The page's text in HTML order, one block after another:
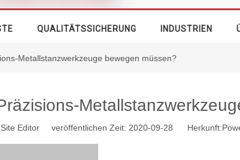
QUALITÄTSSICHERUNG INDUSTRIEN
Metallstanzwerkzeuge bewegen müssen?
Editor veröffentlichen Zeit: 2020-09-28 Herkunft: